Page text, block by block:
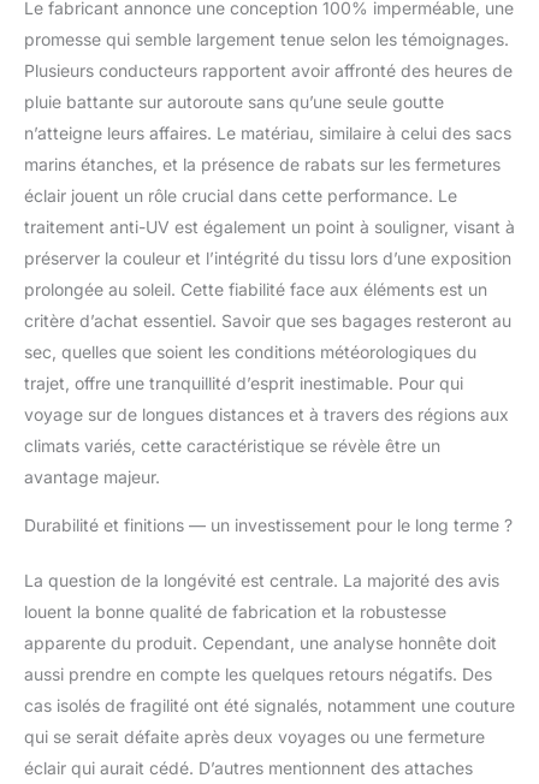
Le fabricant annonce une conception 100% imperméable, une
promesse qui semble largement tenue selon les témoignages.
Plusieurs conducteurs rapportent avoir affronté des heures de
pluie battante sur autoroute sans qu’une seule goutte
n’atteigne leurs affaires. Le matériau, similaire à celui des sacs
marins étanches, et la présence de rabats sur les fermetures
éclair jouent un rôle crucial dans cette performance. Le
traitement anti-UV est également un point à souligner, visant à
préserver la couleur et l’intégrité du tissu lors d’une exposition
prolongée au soleil. Cette fiabilité face aux éléments est un
critère d’achat essentiel. Savoir que ses bagages resteront au
sec, quelles que soient les conditions météorologiques du
trajet, offre une tranquillité d’esprit inestimable. Pour qui
voyage sur de longues distances et à travers des régions aux
climats variés, cette caractéristique se révèle être un
avantage majeur.
Durabilité et finitions — un investissement pour le long terme ?
La question de la longévité est centrale. La majorité des avis
louent la bonne qualité de fabrication et la robustesse
apparente du produit. Cependant, une analyse honnête doit
aussi prendre en compte les quelques retours négatifs. Des
cas isolés de fragilité ont été signalés, notamment une couture
qui se serait défaite après deux voyages ou une fermeture
éclair qui aurait cédé. D’autres mentionnent des attaches